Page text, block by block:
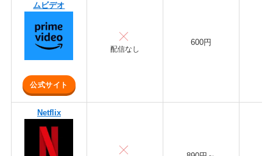
ムビデオ
公式サイト
配信なし
600円
Netflix